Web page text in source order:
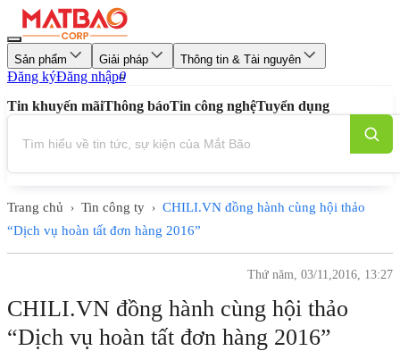
Sản phẩm Giải pháp Thông tin & Tài nguyên
Đăng kýĐăng nhập0
Tin khuyến mãiThông báoTin công nghệTuyển dụng
Trang chủ › Tin công ty › CHILI.VN đồng hành cùng hội thảo
“Dịch vụ hoàn tất đơn hàng 2016”
Thứ năm, 03/11,2016, 13:27
CHILI.VN đồng hành cùng hội thảo
“Dịch vụ hoàn tất đơn hàng 2016”